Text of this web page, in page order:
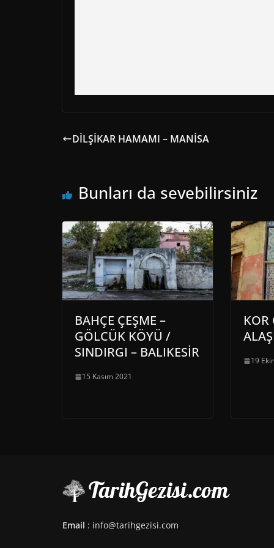
DİLŞİKAR HAMAMI – MANİSA
Bunları da sevebilirsiniz
BAHÇE ÇEŞME –
GÖLCÜK KÖYÜ /
SINDIRGI – BALIKESİR
15 Kasım 2021
KOR
19
Email : info@tarihgezisi.com